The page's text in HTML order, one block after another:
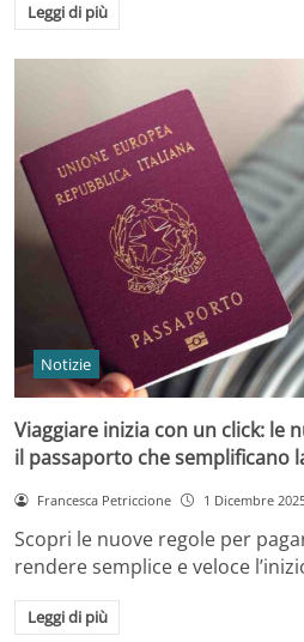
Leggi di più
Notizie
Viaggiare inizia con un click: le
il passaporto che semplificano
Francesca Petriccione 1 Dicembre
Scopri le nuove regole per
rendere semplice e veloce
Leggi di più